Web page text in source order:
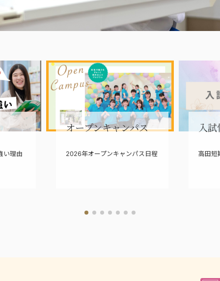
い理由
オープンキャンパス
2026年オープンキャンパス日程
入
高田短